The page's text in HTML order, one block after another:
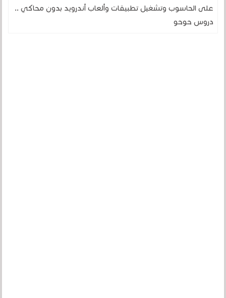
على الحاسوب وتشغيل تطبيقات وألعاب أندرويد بدون محاكي ..
دروس حوحو